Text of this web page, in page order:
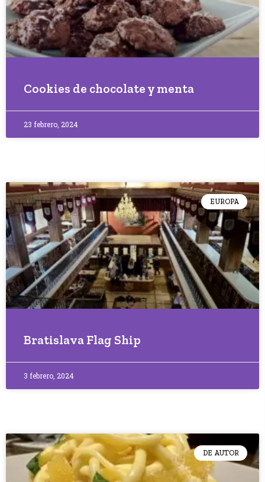
Cookies de chocolate y menta
23 febrero, 2024
EUROPA
Bratislava Flag Ship
3 febrero, 2024
DE AUTOR